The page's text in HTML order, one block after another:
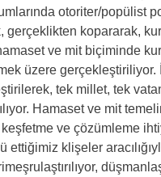
otoriter/popülist
gerçeklikten kopararak,
ve mit biçiminde
üzere
tek millet, tek
Hamaset ve mit
ve çözümleme
ettiğimiz klişeler